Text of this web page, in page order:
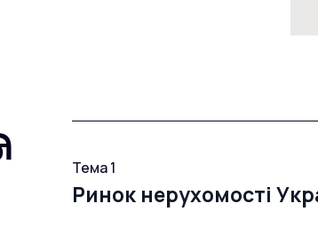
Тема 1
Ринок нерухомості